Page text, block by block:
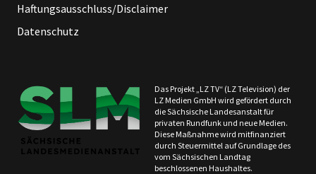
Haftungsausschluss/Disclaimer
Datenschutz
Das Projekt „LZ TV“ (LZ Television) der
LZ Medien GmbH wird gefördert durch
die Sächsische Landesanstalt für
privaten Rundfunk und neue Medien.
Diese Maßnahme wird mitfinanziert
durch Steuermittel auf Grundlage des
vom Sächsischen Landtag
beschlossenen Haushaltes.